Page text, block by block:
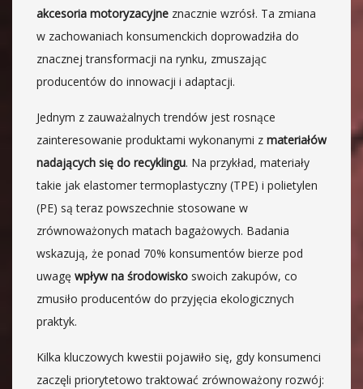
akcesoria motoryzacyjne znacznie wzrósł. Ta zmiana
w zachowaniach konsumenckich doprowadziła do
znacznej transformacji na rynku, zmuszając
producentów do innowacji i adaptacji.
Jednym z zauważalnych trendów jest rosnące
zainteresowanie produktami wykonanymi z materiałów
nadających się do recyklingu. Na przykład, materiały
takie jak elastomer termoplastyczny (TPE) i polietylen
(PE) są teraz powszechnie stosowane w
zrównoważonych matach bagażowych. Badania
wskazują, że ponad 70% konsumentów bierze pod
uwagę wpływ na środowisko swoich zakupów, co
zmusiło producentów do przyjęcia ekologicznych
praktyk.
Kilka kluczowych kwestii pojawiło się, gdy konsumenci
zaczęli priorytetowo traktować zrównoważony rozwój: